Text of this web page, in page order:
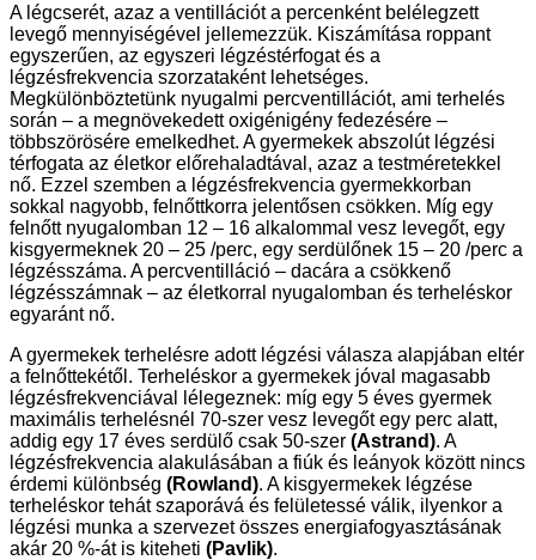
A légcserét, azaz a ventillációt a percenként belélegzett
levegő mennyiségével jellemezzük. Kiszámítása roppant
egyszerűen, az egyszeri légzéstérfogat és a
légzésfrekvencia szorzataként lehetséges.
Megkülönböztetünk nyugalmi percventillációt, ami terhelés
során – a megnövekedett oxigénigény fedezésére –
többszörösére emelkedhet. A gyermekek abszolút légzési
térfogata az életkor előrehaladtával, azaz a testméretekkel
nő. Ezzel szemben a légzésfrekvencia gyermekkorban
sokkal nagyobb, felnőttkorra jelentősen csökken. Míg egy
felnőtt nyugalomban 12 – 16 alkalommal vesz levegőt, egy
kisgyermeknek 20 – 25 /perc, egy serdülőnek 15 – 20 /perc a
légzésszáma. A percventilláció – dacára a csökkenő
légzésszámnak – az életkorral nyugalomban és terheléskor
egyaránt nő.
A gyermekek terhelésre adott légzési válasza alapjában eltér
a felnőttekétől. Terheléskor a gyermekek jóval magasabb
légzésfrekvenciával lélegeznek: míg egy 5 éves gyermek
maximális terhelésnél 70-szer vesz levegőt egy perc alatt,
addig egy 17 éves serdülő csak 50-szer (Astrand). A
légzésfrekvencia alakulásában a fiúk és leányok között nincs
érdemi különbség (Rowland). A kisgyermekek légzése
terheléskor tehát szaporává és felületessé válik, ilyenkor a
légzési munka a szervezet összes energiafogyasztásának
akár 20 %-át is kiteheti (Pavlik).